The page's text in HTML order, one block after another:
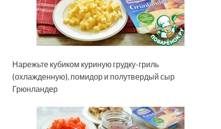
Нарежьте кубиком куриную грудку-гриль
(охлажденную), помидор и полутвердый сыр
Грюнландер